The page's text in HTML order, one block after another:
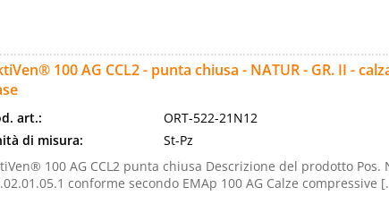
100 AG CCL2 - punta chiusa - NATUR - GR. II -
art.:
ORT-522-21N12
di misura:
St-Pz
100 AG CCL2 punta chiusa Descrizione del prodotto Pos.
conforme secondo EMAp 100 AG Calze compressive